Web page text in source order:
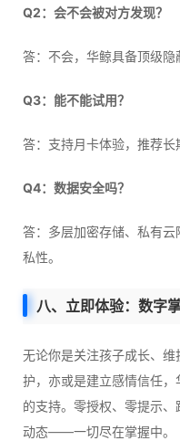
Q2：会不会被对方发现？
答：不会，华鲸具备顶级隐
Q3：能不能试用？
答：支持月卡体验，推荐长
Q4：数据安全吗？
答：多层加密存储、私有
私性。
八、立即体验：数字
无论你是关注孩子成长、
护，亦或是建立感情信任
的支持。零授权、零提示
动态——一切尽在掌握中。